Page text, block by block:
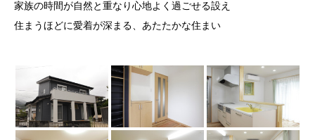
家族の時間が自然と重なり心地よく過ごせる設え
住まうほどに愛着が深まる、あたたかな住まい